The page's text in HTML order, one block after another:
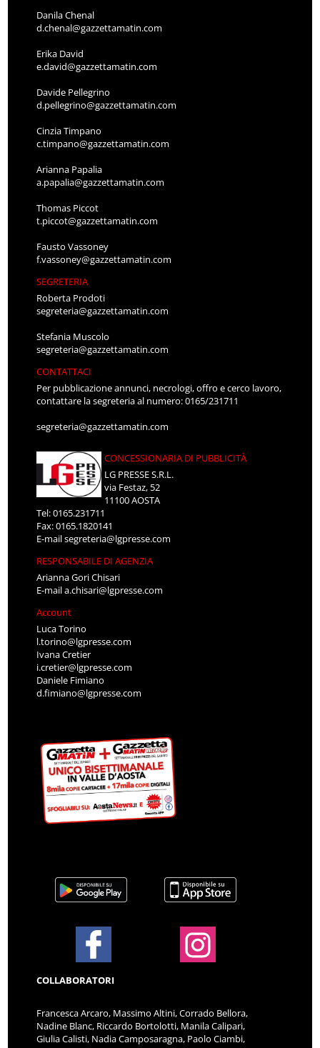
Danila Chenal
d.chenal@gazzettamatin.com
Erika David
e.david@gazzettamatin.com
Davide Pellegrino
d.pellegrino@gazzettamatin.com
Cinzia Timpano
c.timpano@gazzettamatin.com
Arianna Papalia
a.papalia@gazzettamatin.com
Thomas Piccot
t.piccot@gazzettamatin.com
Fausto Vassoney
f.vassoney@gazzettamatin.com
SEGRETERIA
Roberta Prodoti
segreteria@gazzettamatin.com
Stefania Muscolo
segreteria@gazzettamatin.com
CONTATTACI
Per pubblicazione annunci, necrologi, offro e cerco lavoro,
contattare la segreteria al numero: 0165/231711
segreteria@gazzettamatin.com
CONCESSIONARIA DI PUBBLICITÀ
LG PRESSE S.R.L.
via Festaz, 52
11100 AOSTA
Tel: 0165.231711
Fax: 0165.1820141
E-mailsegreteria@lgpresse.com
RESPONSABILE DI AGENZIA
Arianna Gori Chisari
E-maila.chisari@lgpresse.com
Account
Luca Torino
l.torino@lgpresse.com
Ivana Cretier
i.cretier@lgpresse.com
Daniele Fimiano
d.fimiano@lgpresse.com
COLLABORATORI
Francesca Arcaro, Massimo Altini, Corrado Bellora,
Nadine Blanc, Riccardo Bortolotti, Manila Calipari,
Giulia Calisti, Nadia Camposaragna, Paolo Ciambi,